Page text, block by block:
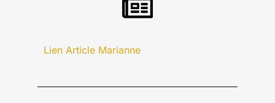
Lien Article Marianne